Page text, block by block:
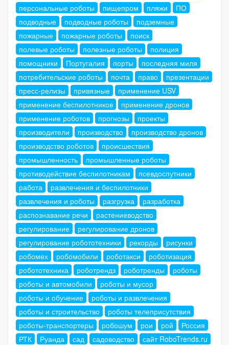
персональные роботы
пищепром пляжи
ПО
подводные
подводные роботы
подземные
пожарные
пожарные роботы
поиск
полевые роботы
полезные роботы
полиция
помощники
Португалия порты
последняя миля
потребительские роботы
почта право
презентации
пресс-релизы
привязные
применение USV
применение беспилотников
применение дронов
применение роботов
прогнозы
проекты
производители
производство
производство дронов
производство роботов
происшествия
промышленность
промышленные роботы
противодействие беспилотникам
псевдоспутники
работа
развлечения и беспилотники
развлечения и роботы
разгрузка
разработка
распознавание речи
растениеводство
регулирование
регулирование дронов
регулирование робототехники
рекорды
рисунки
робомех
робомобили роботакси
роботизация
робототехника
роботрендз роботренды
роботы
роботы и автомобили
роботы и мусор
роботы и обучение
роботы и развлечения
роботы и строительство
роботы телеприсутствия
роботы-транспортеры
робошум рои рой
Россия
РТК
Руанда сад садоводство
сайт RoboTrends.ru